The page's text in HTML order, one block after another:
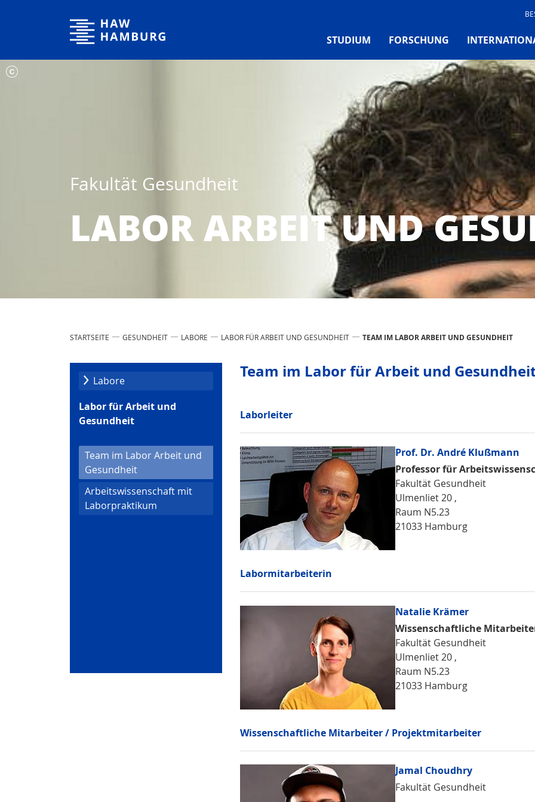
Hochschule für Angewandte Wissenschaften Hamburg
STUDIUM FORSCHUNG
Fakultät Gesundheit
LABOR ARBEIT UND
STARTSEITE GESUNDHEIT LABORE LABOR FÜR ARBEIT UND GESUNDHEIT TEAM IM LABOR ARBEIT UND GESUNDHEIT
Labore
Labor für Arbeit und
Gesundheit
Team im Labor Arbeit und
Gesundheit(current)
Arbeitswissenschaft mit
Laborpraktikum
Team im Labor für Arbeit und
Laborleiter
Prof. Dr. André Klußmann
Professor für
Fakultät Gesundheit
Ulmenliet 20 ,
Raum N5.23
21033 Hamburg
Labormitarbeiterin
Natalie Krämer
Wissenschaftliche
Fakultät Gesundheit
Ulmenliet 20 ,
Raum N5.23
21033 Hamburg
Wissenschaftliche Mitarbeiter / Projektmitarbeiter
Jamal Choudhry
Fakultät Gesundheit